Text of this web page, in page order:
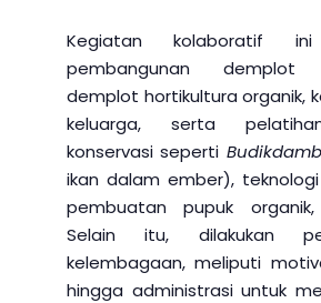
Kegiatan kolaboratif ini
pembangunan demplot
demplot hortikultura organik,
keluarga, serta
konservasi seperti
ikan dalam ember),
pembuatan pupuk
Selain itu, dilakukan
kelembagaan, meliputi
hingga administrasi untuk